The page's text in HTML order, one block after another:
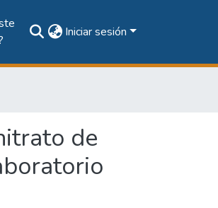
Iniciar sesión
de